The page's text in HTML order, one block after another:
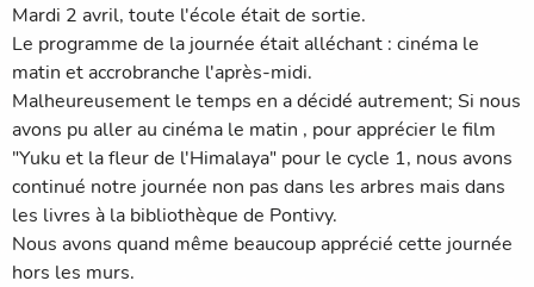
Mardi 2 avril, toute l'école était de sortie.
Le programme de la journée était alléchant : cinéma le
matin et accrobranche l'après-midi.
Malheureusement le temps en a décidé autrement; Si nous
avons pu aller au cinéma le matin , pour apprécier le film
"Yuku et la fleur de l'Himalaya" pour le cycle 1, nous avons
continué notre journée non pas dans les arbres mais dans
les livres à la bibliothèque de Pontivy.
Nous avons quand même beaucoup apprécié cette journée
hors les murs.